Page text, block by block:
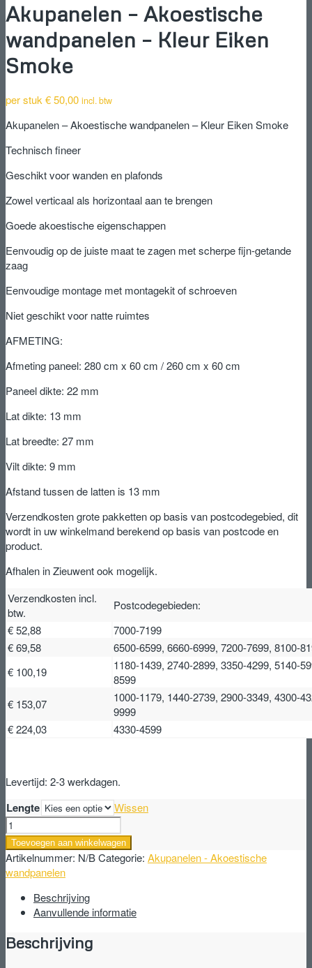
Akupanelen – Akoestische
wandpanelen – Kleur Eiken
Smoke
per stuk €50,00 incl. btw
Akupanelen – Akoestische wandpanelen – Kleur Eiken Smoke
Technisch fineer
Geschikt voor wanden en plafonds
Zowel verticaal als horizontaal aan te brengen
Goede akoestische eigenschappen
Eenvoudig op de juiste maat te zagen met scherpe fijn-getande
zaag
Eenvoudige montage met montagekit of schroeven
Niet geschikt voor natte ruimtes
AFMETING:
Afmeting paneel: 280 cm x 60 cm / 260 cm x 60 cm
Paneel dikte: 22 mm
Lat dikte: 13 mm
Lat breedte: 27 mm
Vilt dikte: 9 mm
Afstand tussen de latten is 13 mm
Verzendkosten grote pakketten op basis van postcodegebied, dit
wordt in uw winkelmand berekend op basis van postcode en
product.
Afhalen in Zieuwent ook mogelijk.
Verzendkosten incl.
btw.
Postcodegebieden:
€ 52,88
7000-7199
€ 69,58
6500-6599, 6660-6999, 7200-7699, 8100-
€ 100,19
1180-1439, 2740-2899, 3350-4299, 5140-
8599
€ 153,07
1000-1179, 1440-2739, 2900-3349, 4300-
9999
€ 224,03
4330-4599
Levertijd: 2-3 werkdagen.
Lengte
Wissen
Akupanelen
-
Akoestische
wandpanelen
-
Kleur
Eiken
aantal
Toevoegen aan winkelwagen
Artikelnummer: N/BCategorie: Akupanelen - Akoestische
wandpanelen
Beschrijving
Aanvullende informatie
Beschrijving